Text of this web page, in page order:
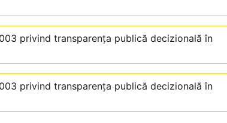
privind transparenţa publică decizională în
privind transparenţa publică decizională în